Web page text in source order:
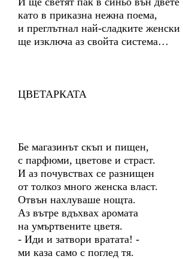
като в приказна нежна поема,
и преглътнал най-сладките женски
ще изключа аз свойта система…
ЦВЕТАРКАТА
Бе магазинът скъп и пищен,
с парфюми, цветове и страст.
И аз почувствах се разнищен
от толкоз много женска власт.
Отвън нахлуваше нощта.
Аз вътре вдъхвах аромата
на умъртвените цветя.
- Иди и затвори вратата! -
ми каза само с поглед тя.